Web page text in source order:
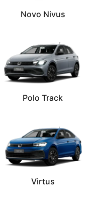
Novo Nivus
Polo Track
Virtus